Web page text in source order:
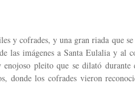
y cofrades, y una gran riada que
las imágenes a Santa Eulalia y al
pleito que se dilató durante
donde los cofrades vieron